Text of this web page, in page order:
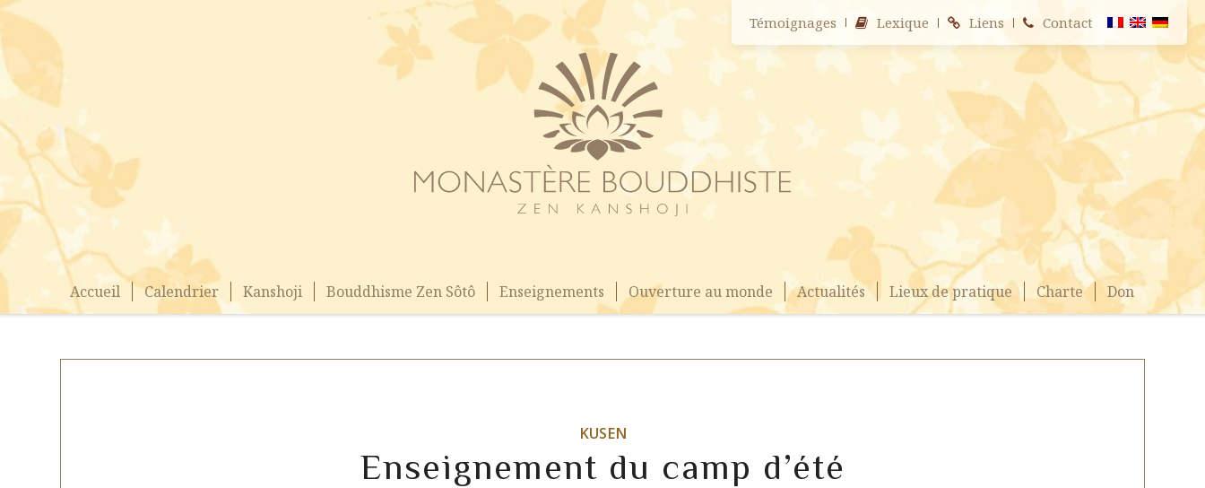
Témoignages Lexique Liens Contact
Accueil Calendrier Kanshoji Bouddhisme Zen Sôtô Enseignements Ouverture au monde Actualités Lieux de pratique Charte Don
KUSEN
Enseignement du camp d’été